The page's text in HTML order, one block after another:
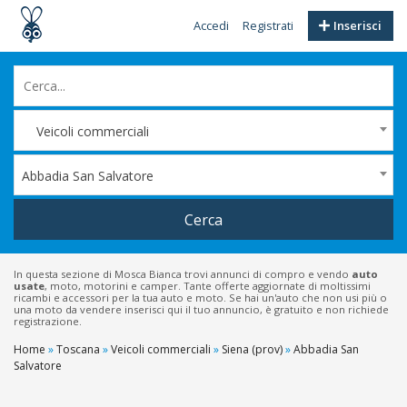
Inserisci
Accedi Registrati
Veicoli commerciali
Abbadia San Salvatore
Cerca
In questa sezione di Mosca Bianca trovi annunci di compro e vendo auto
usate, moto, motorini e camper. Tante offerte aggiornate di moltissimi
ricambi e accessori per la tua auto e moto. Se hai un'auto che non usi più o
una moto da vendere inserisci qui il tuo annuncio, è gratuito e non richiede
registrazione.
Filtri
Home »Toscana »Veicoli commerciali » Siena (prov)»Abbadia San
Salvatore